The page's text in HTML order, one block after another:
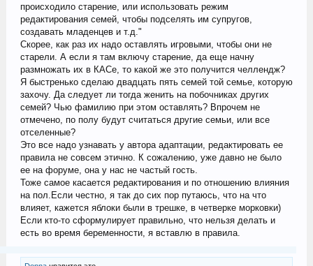
происходило старение, или использовать режим
редактирования семей, чтобы подселять им супругов,
создавать младенцев и т.д."
Скорее, как раз их надо оставлять игровыми, чтобы они не
старели. А если я там включу старение, да еще начну
размножать их в КАСе, то какой же это получится челлендж?
Я быстренько сделаю двадцать пять семей той семье, которую
захочу. Да следует ли тогда женить на побочниках других
семей? Чью фамилию при этом оставлять? Впрочем не
отмечено, по полу будут считаться другие семьи, или все
отселенные?
Это все надо узнавать у автора адаптации, редактировать ее
правила не совсем этично. К сожалению, уже давно не было
ее на форуме, она у нас не частый гость.
Тоже самое касается редактирования и по отношению влияния
на пол.Если честно, я так до сих пор путаюсь, что на что
влияет, кажется яблоки были в трешке, в четверке морковки)
Если кто-то сформулирует правильно, что нельзя делать и
есть во время беременности, я вставлю в правила.